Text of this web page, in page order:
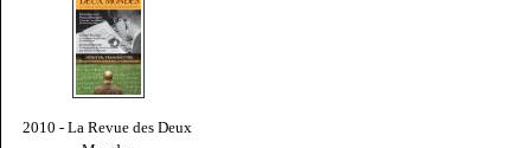
2010 - La Revue des Deux